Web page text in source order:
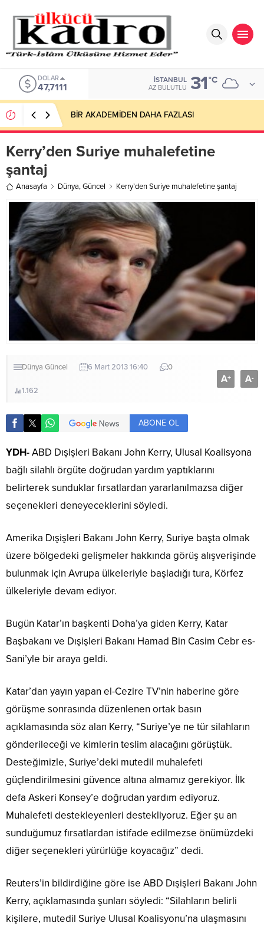
DOLAR
47,7111
İSTANBUL
AZ BULUTLU 31°C
BİR AKADEMİDEN DAHA FAZLASI
Kerry’den Suriye muhalefetine
şantaj
Anasayfa Dünya,Güncel Kerry’den Suriye muhalefetine şantaj
Dünya Güncel 6 Mart 2013 16:40 0
1.162
A+ A-
ABONE OL
YDH-ABD Dışişleri Bakanı John Kerry, Ulusal Koalisyona
bağlı silahlı örgüte doğrudan yardım yaptıklarını
belirterek sunduklar fırsatlardan yararlanılmazsa diğer
seçenekleri deneyeceklerini söyledi.
Amerika Dışişleri Bakanı John Kerry, Suriye başta olmak
üzere bölgedeki gelişmeler hakkında görüş alışverişinde
bulunmak için Avrupa ülkeleriyle başladığı tura, Körfez
ülkeleriyle devam ediyor.
Bugün Katar’ın başkenti Doha’ya giden Kerry, Katar
Başbakanı ve Dışişleri Bakanı Hamad Bin Casim Cebr es-
Sani’yle bir araya geldi.
Katar’dan yayın yapan el-Cezire TV’nin haberine göre
görüşme sonrasında düzenlenen ortak basın
açıklamasında söz alan Kerry, “Suriye’ye ne tür silahların
gönderileceği ve kimlerin teslim alacağını görüştük.
Desteğimizle, Suriye’deki mutedil muhalefeti
güçlendirilmesini güvence altına almamız gerekiyor. İlk
defa Askeri Konsey’e doğrudan yardım ediyoruz.
Muhalefeti destekleyenleri destekliyoruz. Eğer şu an
sunduğumuz fırsatlardan istifade edilmezse önümüzdeki
diğer seçenekleri yürürlüğe koyacağız” dedi.
Reuters’in bildirdiğine göre ise ABD Dışişleri Bakanı John
Kerry, açıklamasında şunları söyledi: “Silahların belirli
kişilere, mutedil Suriye Ulusal Koalisyonu’na ulaşmasını